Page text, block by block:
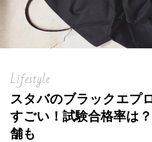
Lifestyle
スタバのブラックエプ
すごい！試験合格率は
舗も